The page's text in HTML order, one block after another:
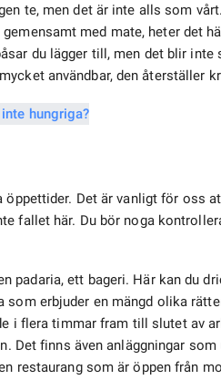
te, men det är inte alls som
med mate, heter det
du lägger till, men det blir
användbar, den återställer
Det är vanligt för oss
fallet här. Du bör noga
padaria, ett bageri. Här kan du
som erbjuder en mängd olika
i flera timmar fram till slutet av
Det finns även anläggningar
restaurang som är öppen från